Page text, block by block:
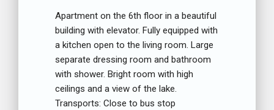
Apartment on the 6th floor in a beautiful
building with elevator. Fully equipped with
a kitchen open to the living room. Large
separate dressing room and bathroom
with shower. Bright room with high
ceilings and a view of the lake.
Transports: Close to bus stop